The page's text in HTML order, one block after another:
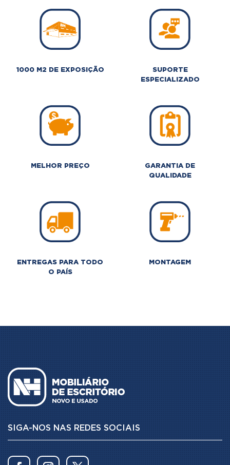
1000 M2 DE EXPOSIÇÃO
SUPORTE
ESPECIALIZADO
MELHOR PREÇO
GARANTIA DE
QUALIDADE
ENTREGAS PARA TODO
O PAÍS
MONTAGEM
SIGA-NOS NAS REDES SOCIAIS